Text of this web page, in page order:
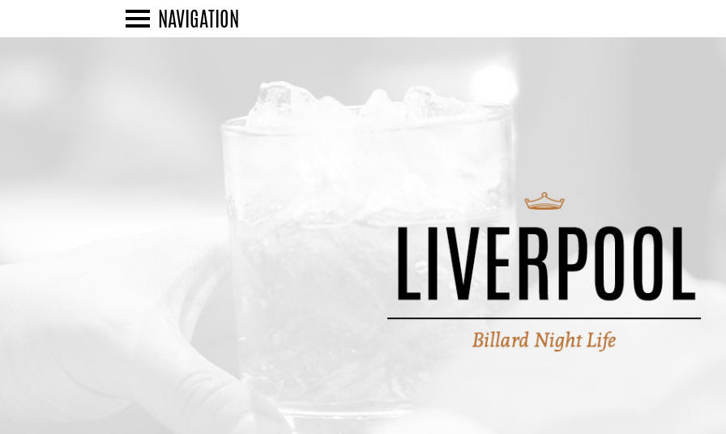
NAVIGATION